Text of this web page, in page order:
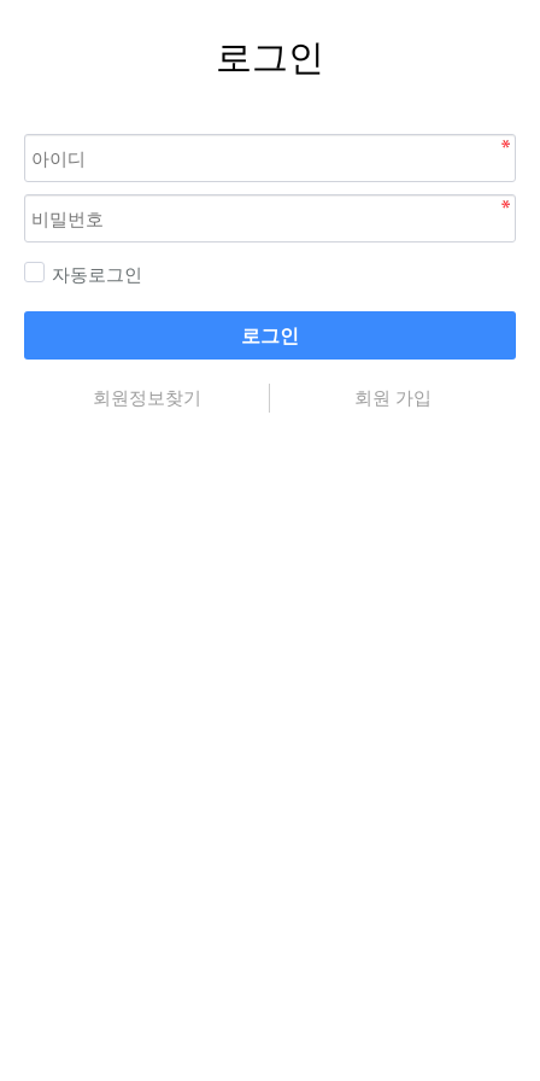
로그인
자동로그인
로그인
회원정보찾기 회원 가입